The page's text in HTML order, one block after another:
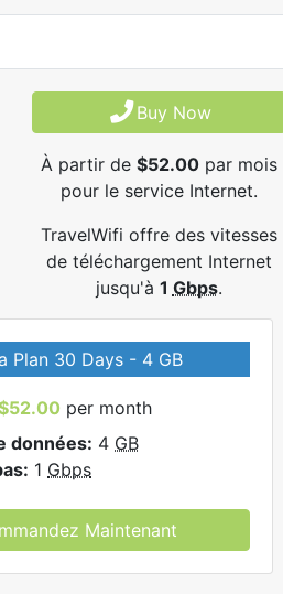
Buy Now
À partir de $52.00par mois
pour le service Internet.
TravelWifi offre des vitesses
de téléchargement Internet
jusqu'à 1 Gbps.
Plan 30 Days - 4 GB
per month
données: 4 GB
1 Gbps
Maintenant